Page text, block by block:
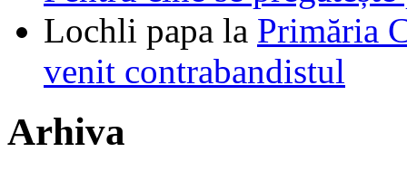
Lochli papa la Primăria
venit contrabandistul
Arhiva